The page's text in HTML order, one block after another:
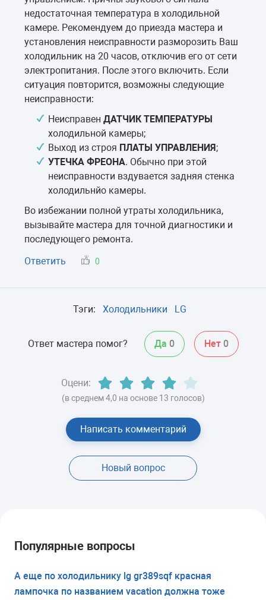
недостаточная температура в холодильной
камере. Рекомендуем до приезда мастера и
установления неисправности разморозить Ваш
холодильник на 20 часов, отключив его от сети
электропитания. После этого включить. Если
ситуация повторится, возможны следующие
неисправности:
Неисправен ДАТЧИК ТЕМПЕРАТУРЫ
холодильной камеры;
Выход из строя ПЛАТЫ УПРАВЛЕНИЯ;
УТЕЧКА ФРЕОНА. Обычно при этой
неисправности вздувается задняя стенка
холодильнйо камеры.
Во избежании полной утраты холодильника,
вызывайте мастера для точной диагностики и
последующего ремонта.
Ответить
0
Тэги: Холодильники LG
Ответ мастера помог? Да 0 Нет 0
Оцени:
(в среднем 4,0 на основе 13 голосов)
Написать комментарий
Новый вопрос
Популярные вопросы
А еще по холодильнику lg gr389sqf красная
лампочка по названием vacation должна тоже